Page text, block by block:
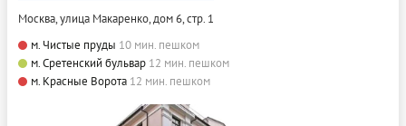
Москва, улица Макаренко, дом 6, стр. 1
м. Чистые пруды 10 мин. пешком
м. Сретенский бульвар 12 мин. пешком
м. Красные Ворота 12 мин. пешком